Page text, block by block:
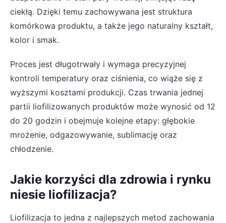
ciekłą. Dzięki temu zachowywana jest struktura
komórkowa produktu, a także jego naturalny kształt,
kolor i smak.
Proces jest długotrwały i wymaga precyzyjnej
kontroli temperatury oraz ciśnienia, co wiąże się z
wyższymi kosztami produkcji. Czas trwania jednej
partii liofilizowanych produktów może wynosić od 12
do 20 godzin i obejmuje kolejne etapy: głębokie
mrożenie, odgazowywanie, sublimację oraz
chłodzenie.
Jakie korzyści dla zdrowia i rynku
niesie liofilizacja?
Liofilizacja to jedna z najlepszych metod zachowania